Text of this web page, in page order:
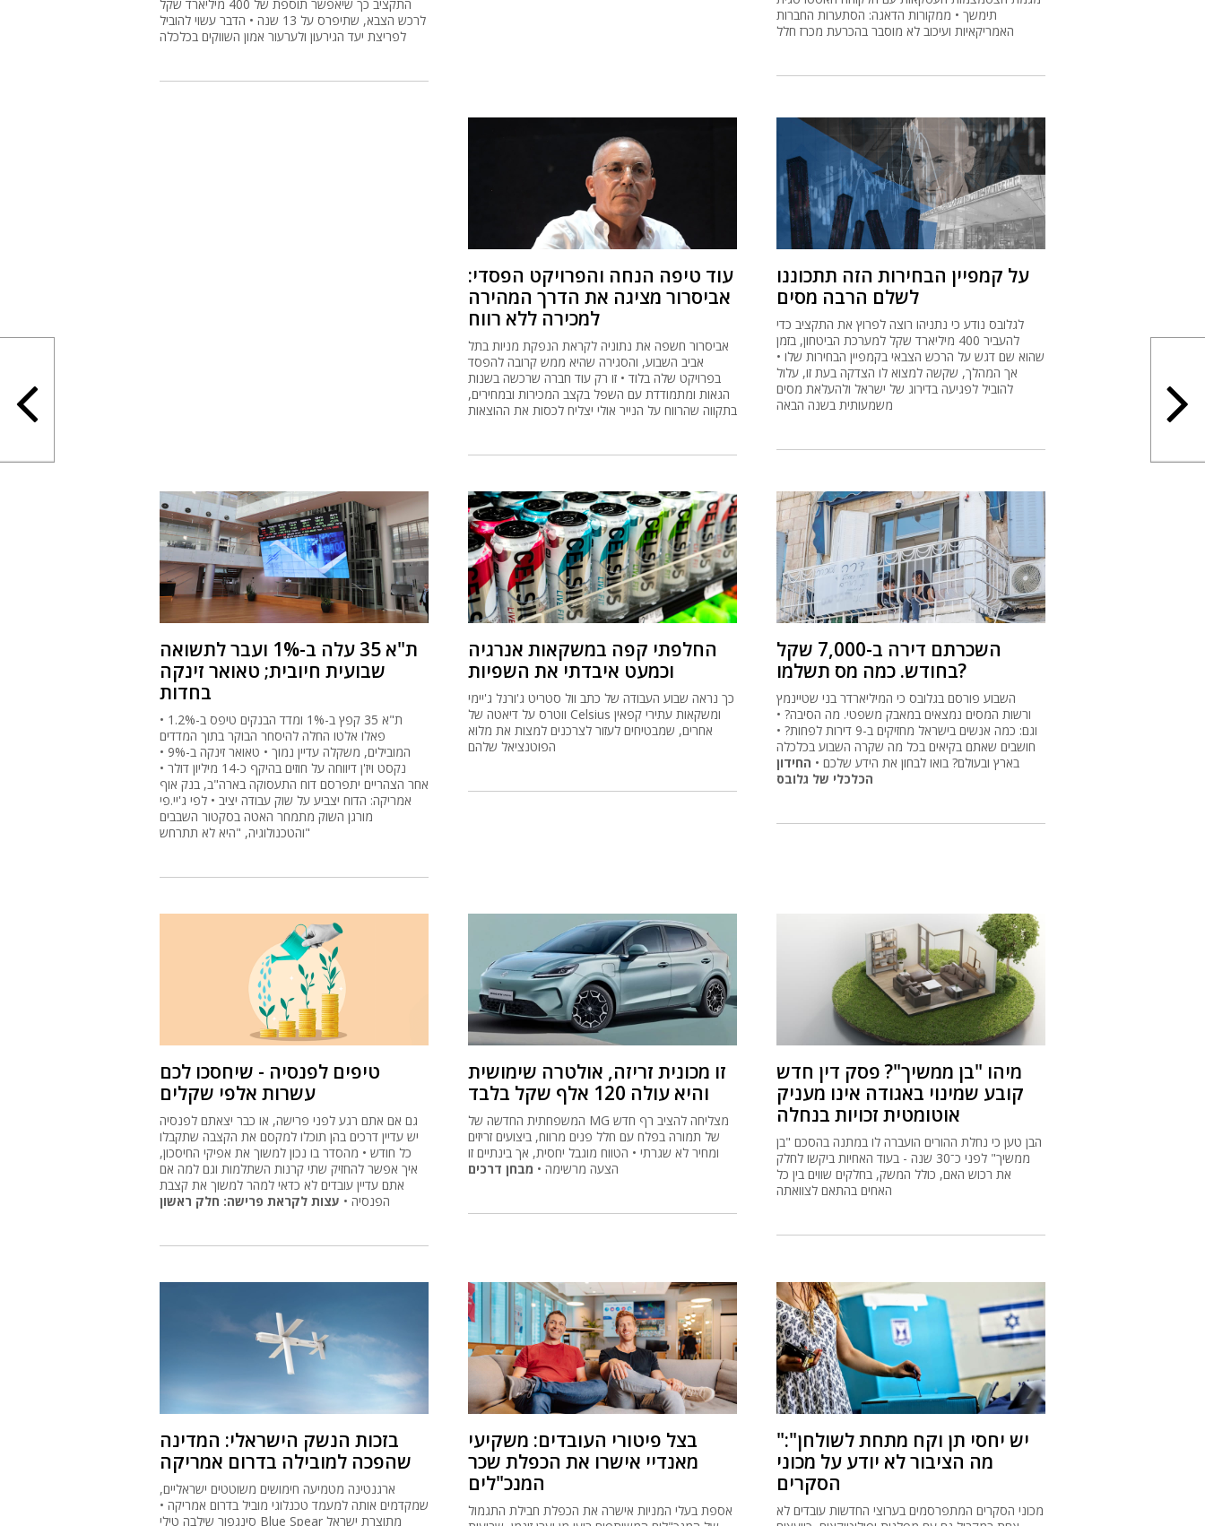
התקציב כך שיאפשר תוספת של 400 מיליארד שקל
לרכש הצבא, שתיפרס על 13 שנה • הדבר עשוי להוביל
לפריצת יעד הגירעון ולערעור אמון השווקים בכלכלה
תימשך • ממקורות הדאגה: הסתערות החברות
האמריקאיות ועיכוב לא מוסבר בהכרעת מכרז חלל
עוד טיפה הנחה והפרויקט הפסדי:
אביסרור מציגה את הדרך המהירה
למכירה ללא רווח
אביסרור חשפה את נתוניה לקראת הנפקת מניות בתל
אביב השבוע, והסגירה שהיא ממש קרובה להפסד
בפרויקט שלה בלוד • זו רק עוד חברה שרכשה בשנות
הגאות ומתמודדת עם השפל בקצב המכירות ובמחירים,
בתקווה שהרווח על הנייר אולי יצליח לכסות את ההוצאות
על קמפיין הבחירות הזה תתכוננו
לשלם הרבה מסים
לגלובס נודע כי נתניהו רוצה לפרוץ את התקציב כדי
להעביר 400 מיליארד שקל למערכת הביטחון, בזמן
שהוא שם דגש על הרכש הצבאי בקמפיין הבחירות שלו •
אך המהלך, שקשה למצוא לו הצדקה בעת זו, עלול
להוביל לפגיעה בדירוג של ישראל ולהעלאת מסים
משמעותית בשנה הבאה
ת"א 35 עלה ב-1% ועבר לתשואה
שבועית חיובית; טאואר זינקה
בחדות
ת"א 35 קפץ ב-1% ומדד הבנקים טיפס ב-1.2% •
פאלו אלטו החלה להיסחר הבוקר בתוך המדדים
המובילים, משקלה עדיין נמוך • טאואר זינקה ב-9% •
נקסט ויז'ן דיווחה על חוזים בהיקף כ-14 מיליון דולר •
אחר הצהריים יתפרסם דוח התעסוקה בארה"ב, בנק אוף
אמריקה: הדוח יצביע על שוק עבודה יציב • לפי ג'יי.פי
מורגן השוק מתמחר האטה בסקטור השבבים
והטכנולוגיה, "היא לא תתרחש"
החלפתי קפה במשקאות אנרגיה
וכמעט איבדתי את השפיות
כך נראה שבוע העבודה של כתב וול סטריט ג'ורנל ג'יימי
ווטרס על דיאטה של Celsius ומשקאות עתירי קפאין
אחרים, שמבטיחים לעזור לצרכנים למצות את מלוא
הפוטנציאל שלהם
השכרתם דירה ב-7,000 שקל
בחודש. כמה מס תשלמו?
השבוע פורסם בגלובס כי המיליארדר בני שטיינמץ
ורשות המסים נמצאים במאבק משפטי. מה הסיבה? •
וגם: כמה אנשים בישראל מחזיקים ב-9 דירות לפחות? •
חושבים שאתם בקיאים בכל מה שקרה השבוע בכלכלה
בארץ ובעולם? בואו לבחון את הידע שלכם • החידון
הכלכלי של גלובס
טיפים לפנסיה - שיחסכו לכם
עשרות אלפי שקלים
גם אם אתם רגע לפני פרישה, או כבר יצאתם לפנסיה
יש עדיין דרכים בהן תוכלו למקסם את הקצבה שתקבלו
כל חודש • מהסדר בו נכון למשוך את אפיקי החיסכון,
איך אפשר להחזיק שתי קרנות השתלמות וגם למה אם
אתם עדיין עובדים לא כדאי למהר למשוך את קצבת
הפנסיה • עצות לקראת פרישה: חלק ראשון
זו מכונית זריזה, אולטרה שימושית
והיא עולה 120 אלף שקל בלבד
המשפחתית החדשה של MG מצליחה להציב רף חדש
של תמורה בפלח עם חלל פנים מרווח, ביצועים זריזים
ומחיר לא שגרתי • הטווח מוגבל יחסית, אך בינתיים זו
הצעה מרשימה • מבחן דרכים
מיהו "בן ממשיך"? פסק דין חדש
קובע שמינוי באגודה אינו מעניק
אוטומטית זכויות בנחלה
הבן טען כי נחלת ההורים הועברה לו במתנה בהסכם "בן
ממשיך" לפני כ־30 שנה - בעוד האחיות ביקשו לחלק
את רכוש האם, כולל המשק, בחלקים שווים בין כל
האחים בהתאם לצוואתה
בזכות הנשק הישראלי: המדינה
שהפכה למובילה בדרום אמריקה
ארגנטינה מטמיעה חימושים משוטטים ישראליים,
שמקדמים אותה למעמד טכנלוגי מוביל בדרום אמריקה •
סינגפור שילבה טילי Blue Spear מתוצרת ישראל
בצל פיטורי העובדים: משקיעי
מאנדיי אישרו את הכפלת שכר
המנכ"לים
אספת בעלי המניות אישרה את הכפלת חבילת התגמול
"יש יחסי תן וקח מתחת לשולחן":
מה הציבור לא יודע על מכוני
הסקרים
מכוני הסקרים המתפרסמים בערוצי החדשות עובדים לא